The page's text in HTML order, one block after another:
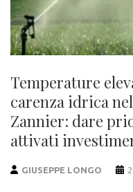
Temperature
carenza idrica
Zannier: dare
attivati
GIUSEPPE LONGO